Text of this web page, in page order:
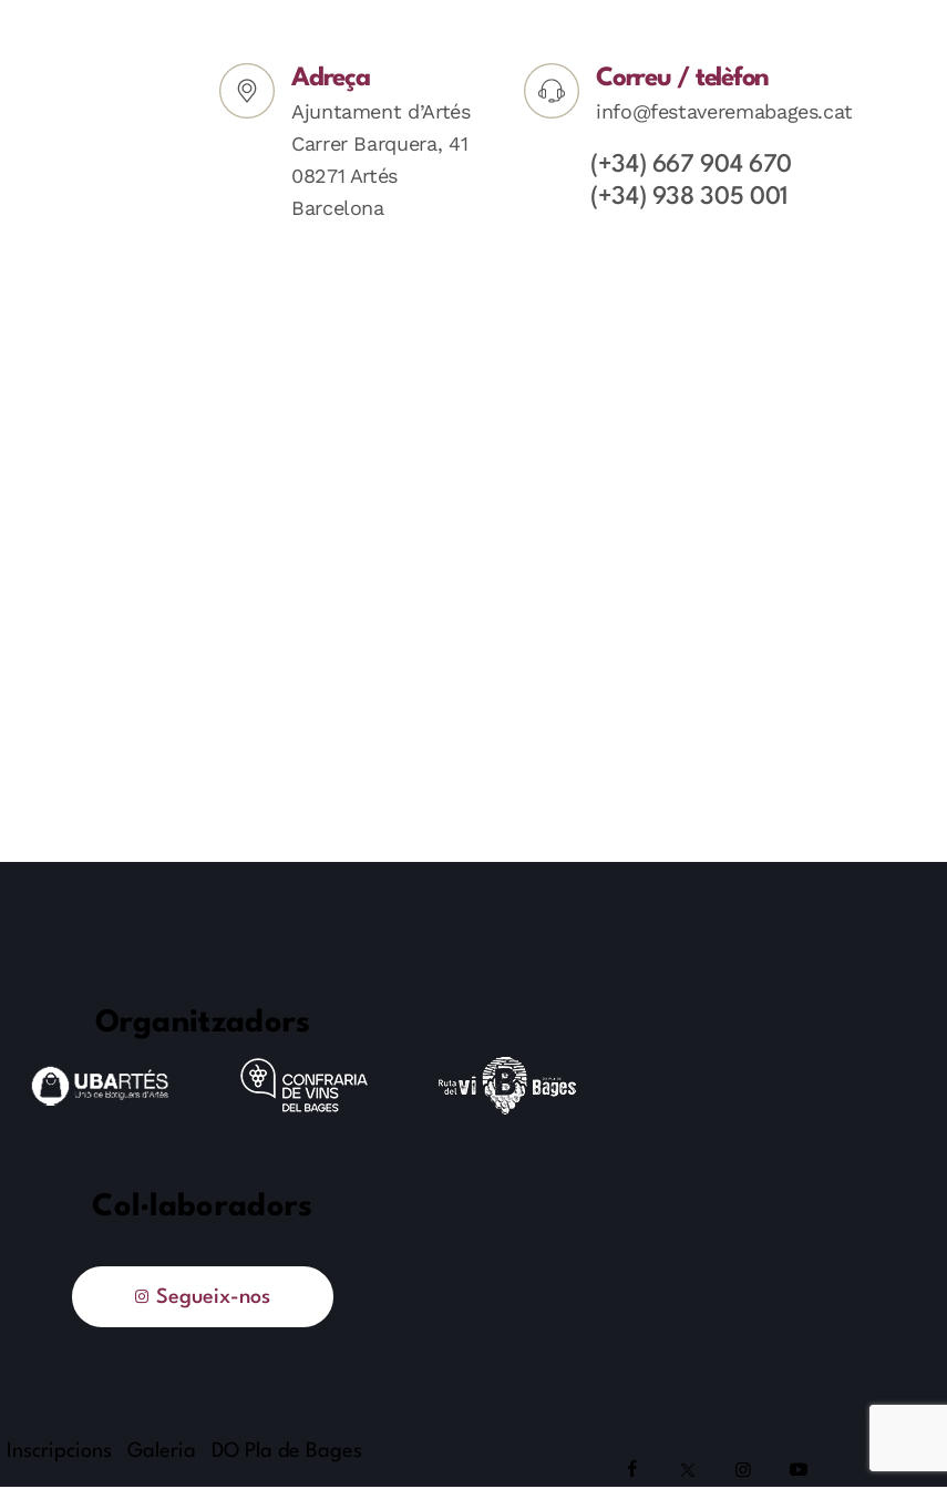
Adreça
Ajuntament d’Artés
Carrer Barquera, 41
08271 Artés
Barcelona
Correu / telèfon
info@festaveremabages.cat
(+34) 667 904 670
(+34) 938 305 001
Organitzadors
Col·laboradors
Segueix-nos
Inscripcions Galeria
DO Pla de Bages